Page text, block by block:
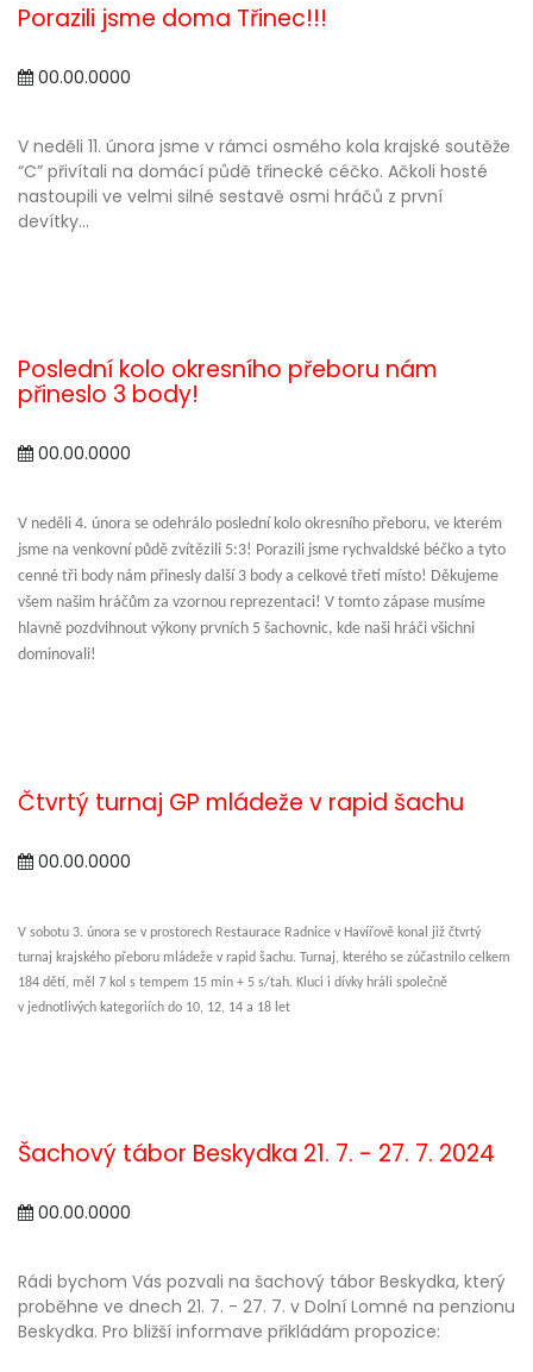
Porazili jsme doma Třinec!!!
00.00.0000
V neděli 11. února jsme v rámci osmého kola krajské soutěže
“C” přivítali na domácí půdě třinecké céčko. Ačkoli hosté
nastoupili ve velmi silné sestavě osmi hráčů z první
devítky...
Poslední kolo okresního přeboru nám
přineslo 3 body!
00.00.0000
V neděli 4. února se odehrálo poslední kolo okresního přeboru, ve kterém
jsme na venkovní půdě zvítězili 5:3! Porazili jsme rychvaldské béčko a tyto
cenné tři body nám přinesly další 3 body a celkové třetí místo! Děkujeme
všem našim hráčům za vzornou reprezentaci! V tomto zápase musíme
hlavně pozdvihnout výkony prvních 5 šachovnic, kde naši hráči všichni
dominovali!
Čtvrtý turnaj GP mládeže v rapid šachu
00.00.0000
V sobotu 3. února se v prostorech Restaurace Radnice v Havířově konal již čtvrtý
turnaj krajského přeboru mládeže v rapid šachu. Turnaj, kterého se zúčastnilo celkem
184 dětí, měl 7 kol s tempem 15 min + 5 s/tah. Kluci i dívky hráli společně
v jednotlivých kategoriích do 10, 12, 14 a 18 let
Šachový tábor Beskydka 21. 7. - 27. 7. 2024
00.00.0000
Rádi bychom Vás pozvali na šachový tábor Beskydka, který
proběhne ve dnech 21. 7. - 27. 7. v Dolní Lomné na penzionu
Beskydka. Pro bližší informave přikládám propozice: